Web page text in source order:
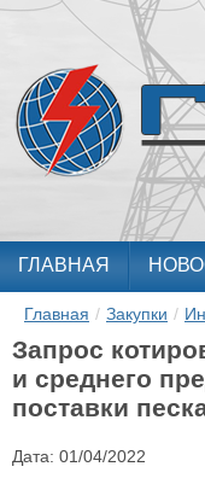
ГЛАВНАЯ
Главная / Закупки /
Запрос
и среднего
поставки
Дата: 01/04/2022